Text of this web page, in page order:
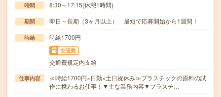
時間 8:30～17:15(休憩1時間)
期間 即日～長期（3ヶ月以上） 最短で応募開始から1週間！
時給 時給1700円
交通費
交通費規定内支給
仕事内容
≪時給1700円×日勤×土日祝休み≫プラスチックの原料の試
作に携わるお仕事！▼主な業務内容▼プラスチ…